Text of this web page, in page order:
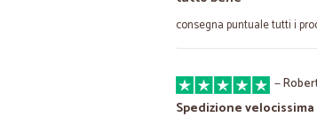
consegna puntuale tutti i
—
Spedizione